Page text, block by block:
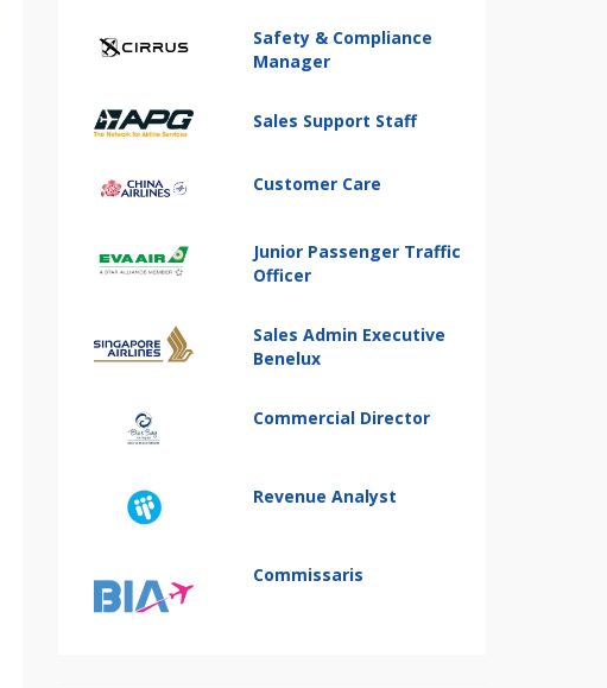
Safety & Compliance
Manager
Sales Support Staff
Customer Care
Junior Passenger Traffic
Officer
Sales Admin Executive
Benelux
Commercial Director
Revenue Analyst
Commissaris